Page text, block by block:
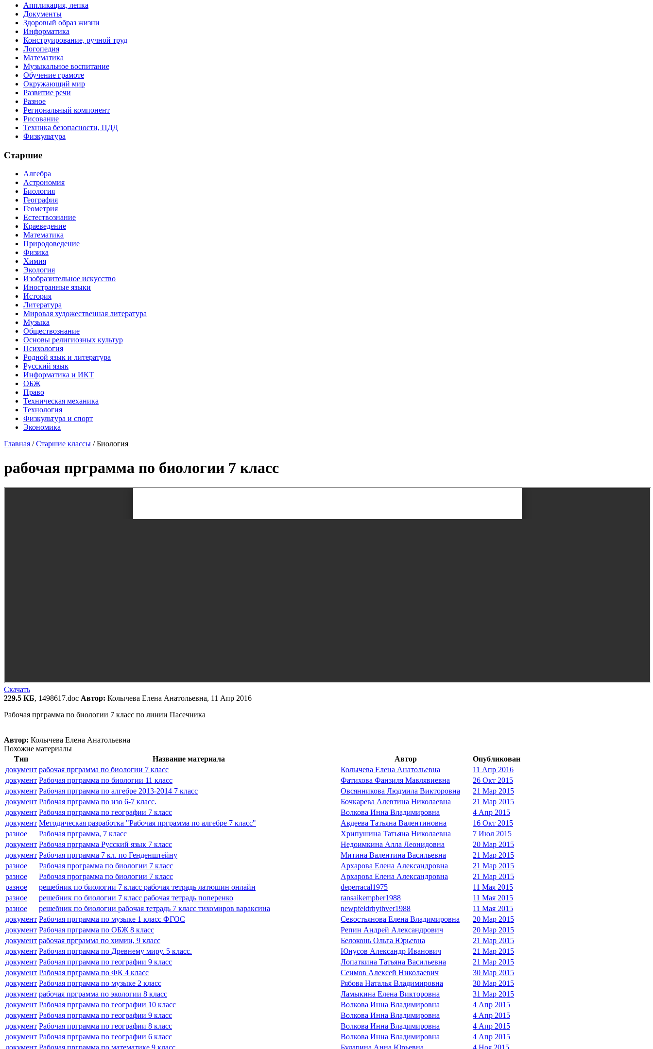
Аппликация, лепка
Документы
Здоровый образ жизни
Информатика
Конструирование, ручной труд
Логопедия
Математика
Музыкальное воспитание
Обучение грамоте
Окружающий мир
Развитие речи
Разное
Региональный компонент
Рисование
Техника безопасности, ПДД
Физкультура
Старшие
Алгебра
Астрономия
Биология
География
Геометрия
Естествознание
Краеведение
Математика
Природоведение
Физика
Химия
Экология
Изобразительное искусство
Иностранные языки
История
Литература
Мировая художественная литература
Музыка
Обществознание
Основы религиозных культур
Психология
Родной язык и литература
Русский язык
Информатика и ИКТ
ОБЖ
Право
Техническая механика
Технология
Физкультура и спорт
Экономика
Главная /Старшие классы /Биология
рабочая прграмма по биологии 7 класс
Скачать
229.5 КБ, 1498617.doc Автор: Колычева Елена Анатольевна, 11 Апр 2016
Рабочая прграмма по биологии 7 класс по линии Пасечника
Автор: Колычева Елена Анатольевна
Похожие материалы
Тип
Название материала Автор
Опубликован
документ рабочая прграмма по биологии 7 класс Колычева Елена Анатольевна
11 Апр 2016
документ Рабочая прграмма по биологии 11 класс Фатихова Фанзиля Мавлявиевна
26 Окт 2015
документ Рабочая прграмма по алгебре 2013-2014 7 класс Овсянникова Людмила Викторовна
21 Мар 2015
документ Рабочая прграмма по изо 6-7 класс. Бочкарева Алевтина Николаевна
21 Мар 2015
документ Рабочая прграмма по географии 7 класс Волкова Инна Владимировна
4 Апр 2015
документ Методическая разработка "Рабочая прграмма по алгебре 7 класс" Авдеева Татьяна Валентиновна
16 Окт 2015
разное
Рабочая прграмма, 7 класс Хрипушина Татьяна Николаевна
7 Июл 2015
документ Рабочая прграмма Русский язык 7 класс Недоимкина Алла Леонидовна
20 Мар 2015
документ Рабочая прграмма 7 кл. по Генденштейну Митина Валентина Васильевна
21 Мар 2015
разное
Рабочая программа по биологии 7 класс Архарова Елена Александровна
21 Мар 2015
разное
Рабочая программа по биологии 7 класс Архарова Елена Александровна
21 Мар 2015
разное
решебник по биологии 7 класс рабочая тетрадь латюшин онлайн deperracal1975
11 Мая 2015
разное
решебник по биологии 7 класс рабочая тетрадь поперенко ransaikempber1988
11 Мая 2015
разное
решебник по биологии рабочая тетрадь 7 класс тихомиров вараксина newpfeldrhythver1988
11 Мая 2015
документ Рабочая прграмма по музыке 1 класс ФГОС Севостьянова Елена Владимировна
20 Мар 2015
документ Рабочая прграмма по ОБЖ 8 класс Репин Андрей Александрович
20 Мар 2015
документ рабочая прграмма по химии, 9 класс Белоконь Ольга Юрьевна
21 Мар 2015
документ Рабочая прграмма по Древнему миру. 5 класс. Юнусов Александр Иванович
21 Мар 2015
документ Рабочая прграмма по географии 9 класс Лопаткина Татьяна Васильевна
21 Мар 2015
документ Рабочая прграмма по ФК 4 класс Сеимов Алексей Николаевич
30 Мар 2015
документ Рабочая прграмма по музыке 2 класс Рябова Наталья Владимировна
30 Мар 2015
документ рабочая прграмма по экологии 8 класс Ламыкина Елена Викторовна
31 Мар 2015
документ Рабочая прграмма по географии 10 класс Волкова Инна Владимировна
4 Апр 2015
документ Рабочая прграмма по географии 9 класс Волкова Инна Владимировна
4 Апр 2015
документ Рабочая прграмма по географии 8 класс Волкова Инна Владимировна
4 Апр 2015
документ Рабочая прграмма по географии 6 класс Волкова Инна Владимировна
4 Апр 2015